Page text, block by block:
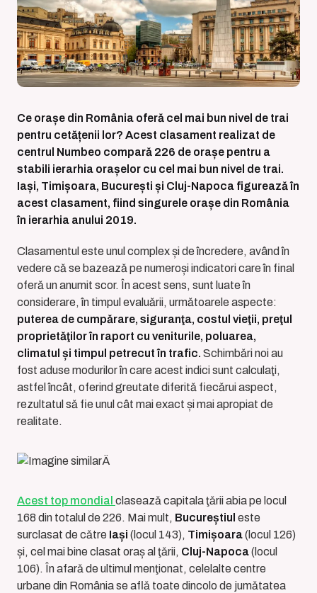
Ce orașe din România oferǎ cel mai bun nivel de trai
pentru cetățenii lor? Acest clasament realizat de
centrul Numbeo comparǎ 226 de orașe pentru a
stabili ierarhia orașelor cu cel mai bun nivel de trai.
Iași, Timișoara, București și Cluj-Napoca figureazǎ în
acest clasament, fiind singurele orașe din România
în ierarhia anului 2019.
Clasamentul este unul complex și de încredere, având în
vedere cǎ se bazeazǎ pe numeroși indicatori care în final
oferǎ un anumit scor. În acest sens, sunt luate în
considerare, în timpul evaluǎrii, urmǎtoarele aspecte:
puterea de cumpǎrare, siguranţa, costul vieţii, preţul
proprietǎţilor în raport cu veniturile, poluarea,
climatul și timpul petrecut în trafic. Schimbǎri noi au
fost aduse modurilor în care acest indici sunt calculaţi,
astfel încât, oferind greutate diferitǎ fiecǎrui aspect,
rezultatul sǎ fie unul cât mai exact și mai apropiat de
realitate.
Acest top mondial claseazǎ capitala ţǎrii abia pe locul
168 din totalul de 226. Mai mult, Bucureștiul este
surclasat de cǎtre Iași (locul 143), Timișoara(locul 126)
și, cel mai bine clasat oraș al ţǎrii, Cluj-Napoca(locul
106). În afarǎ de ultimul menţionat, celelalte centre
urbane din România se aflǎ toate dincolo de jumǎtatea